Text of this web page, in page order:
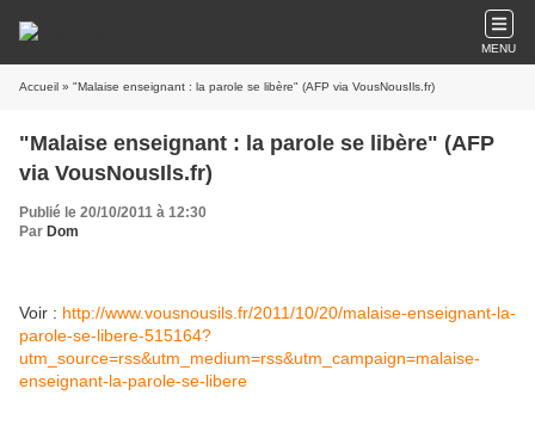
MENU
Accueil » "Malaise enseignant : la parole se libère" (AFP via VousNousIls.fr)
"Malaise enseignant : la parole se libère" (AFP
via VousNousIls.fr)
Publié le 20/10/2011 à 12:30
Par Dom
Voir : http://www.vousnousils.fr/2011/10/20/malaise-enseignant-la-
parole-se-libere-515164?
utm_source=rss&utm_medium=rss&utm_campaign=malaise-
enseignant-la-parole-se-libere